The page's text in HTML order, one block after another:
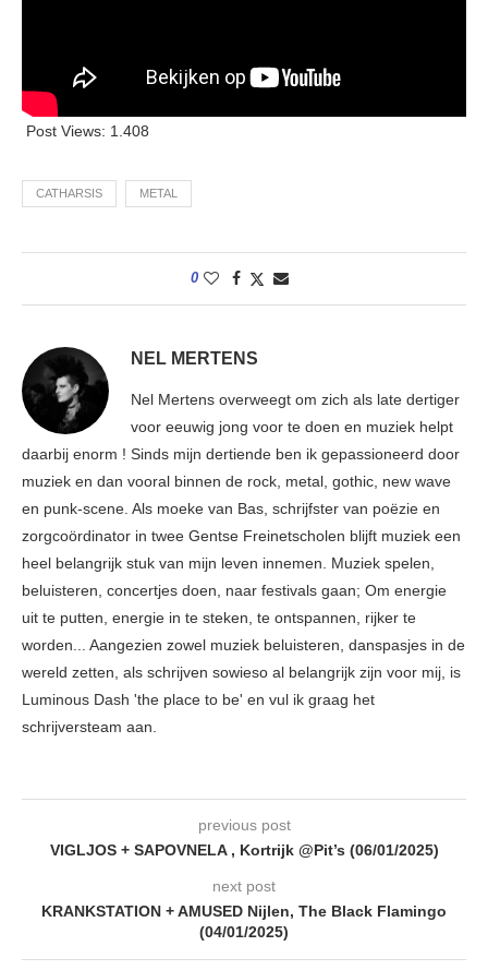
Post Views: 1.408
CATHARSIS METAL
0
NEL MERTENS
Nel Mertens overweegt om zich als late dertiger
voor eeuwig jong voor te doen en muziek helpt
daarbij enorm ! Sinds mijn dertiende ben ik gepassioneerd door
muziek en dan vooral binnen de rock, metal, gothic, new wave
en punk-scene. Als moeke van Bas, schrijfster van poëzie en
zorgcoördinator in twee Gentse Freinetscholen blijft muziek een
heel belangrijk stuk van mijn leven innemen. Muziek spelen,
beluisteren, concertjes doen, naar festivals gaan; Om energie
uit te putten, energie in te steken, te ontspannen, rijker te
worden... Aangezien zowel muziek beluisteren, danspasjes in de
wereld zetten, als schrijven sowieso al belangrijk zijn voor mij, is
Luminous Dash 'the place to be' en vul ik graag het
schrijversteam aan.
previous post
VIGLJOS + SAPOVNELA , Kortrijk @Pit’s (06/01/2025)
next post
KRANKSTATION + AMUSED Nijlen, The Black Flamingo
(04/01/2025)